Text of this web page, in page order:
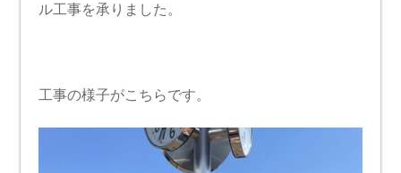
ル工事を承りました。
工事の様子がこちらです。